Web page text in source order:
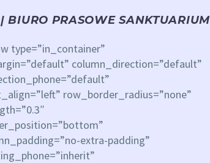
BIURO PRASOWE SANKTUARIUM
type=”in_container”
column_direction=”default”
row_border_radius=”none”
extra-padding”